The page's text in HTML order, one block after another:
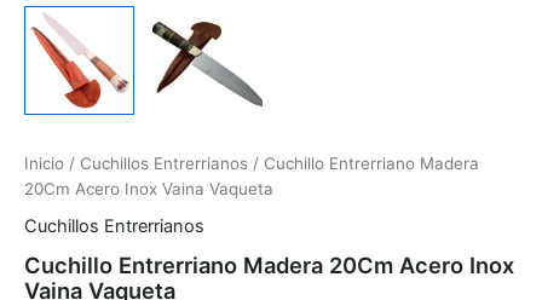
Inicio / Cuchillos Entrerrianos / Cuchillo Entrerriano Madera
20Cm Acero Inox Vaina Vaqueta
Cuchillos Entrerrianos
Cuchillo Entrerriano Madera 20Cm Acero Inox
Vaina Vaqueta